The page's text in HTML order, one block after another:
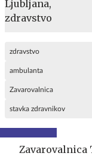
zdravstvo
ambulanta
Zavarovalnica
stavka zdravnikov
Zavarovalnica